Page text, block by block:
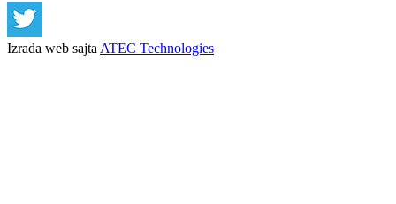
Izrada web sajta ATEC Technologies